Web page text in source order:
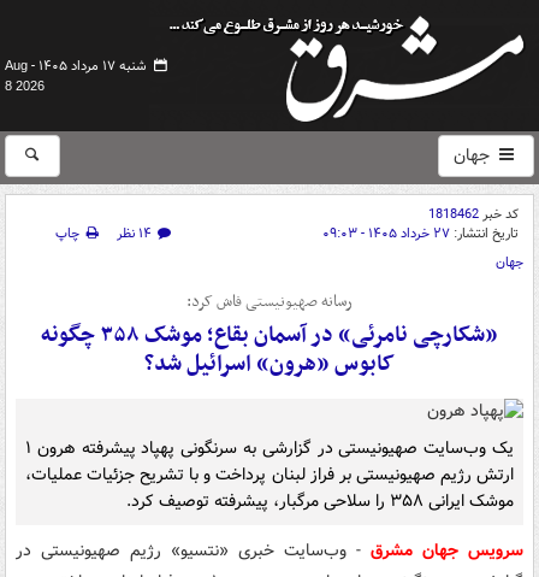
شنبه ۱۷ مرداد ۱۴۰۵ -
Aug
8 2026
جهان
کد خبر1818462
تاریخ انتشار: ۲۷ خرداد ۱۴۰۵ - ۰۹:۰۳ ۱۴ نظر
چاپ
جهان
رسانه صهیونیستی فاش کرد:
«شکارچی نامرئی» در آسمان بقاع؛ موشک ۳۵۸ چگونه
کابوس «هرون» اسرائیل شد؟
یک وب‌سایت صهیونیستی در گزارشی به سرنگونی پهپاد پیشرفته هرون ۱
ارتش رژیم صهیونیستی بر فراز لبنان پرداخت و با تشریح جزئیات عملیات،
موشک ایرانی ۳۵۸ را سلاحی مرگبار، پیشرفته توصیف کرد.
سرویس جهان مشرق - وب‌سایت خبری «نتسیو» رژیم صهیونیستی در